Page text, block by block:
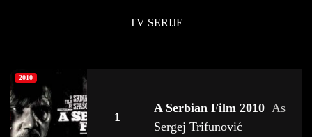
TV SERIJE
2010
1
A Serbian Film 2010 As
Sergej Trifunović